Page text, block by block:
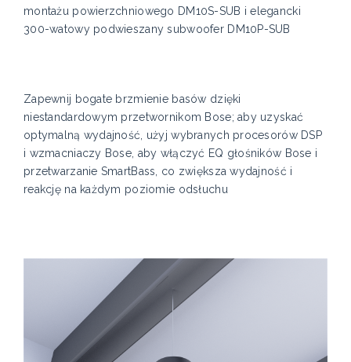
montażu powierzchniowego DM10S-SUB i elegancki
300-watowy podwieszany subwoofer DM10P-SUB
Zapewnij bogate brzmienie basów dzięki
niestandardowym przetwornikom Bose; aby uzyskać
optymalną wydajność, użyj wybranych procesorów DSP
i wzmacniaczy Bose, aby włączyć EQ głośników Bose i
przetwarzanie SmartBass, co zwiększa wydajność i
reakcję na każdym poziomie odsłuchu